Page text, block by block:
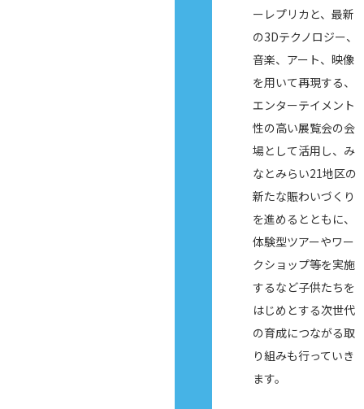
ーレプリカと、最新
の3Dテクノロジー、
音楽、アート、映像
を用いて再現する、
エンターテイメント
性の高い展覧会の会
場として活用し、み
なとみらい21地区の
新たな賑わいづくり
を進めるとともに、
体験型ツアーやワー
クショップ等を実施
するなど子供たちを
はじめとする次世代
の育成につながる取
り組みも行っていき
ます。